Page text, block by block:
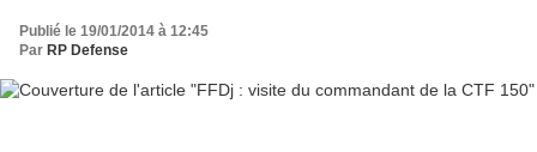
Publié le 19/01/2014 à 12:45
Par RP Defense